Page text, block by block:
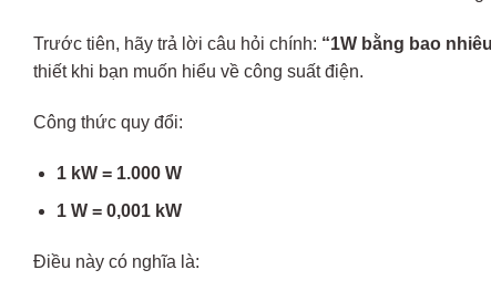
Trước tiên, hãy trả lời câu hỏi chính: “1W bằng bao
thiết khi bạn muốn hiểu về công suất điện.
Công thức quy đổi:
1 kW = 1.000 W
1 W = 0,001 kW
Điều này có nghĩa là: